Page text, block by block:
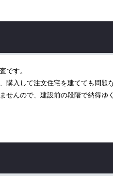
です。
購入して注文住宅を建てても問題
せんので、建設前の段階で納得ゆ